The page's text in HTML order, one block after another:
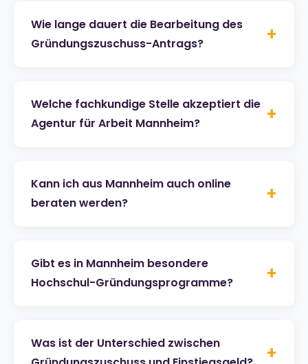
Wie lange dauert die Bearbeitung des
Gründungszuschuss-Antrags?
+
Welche fachkundige Stelle akzeptiert die
Agentur für Arbeit Mannheim?
+
Kann ich aus Mannheim auch online
beraten werden?
+
Gibt es in Mannheim besondere
Hochschul-Gründungsprogramme?
+
Was ist der Unterschied zwischen
+